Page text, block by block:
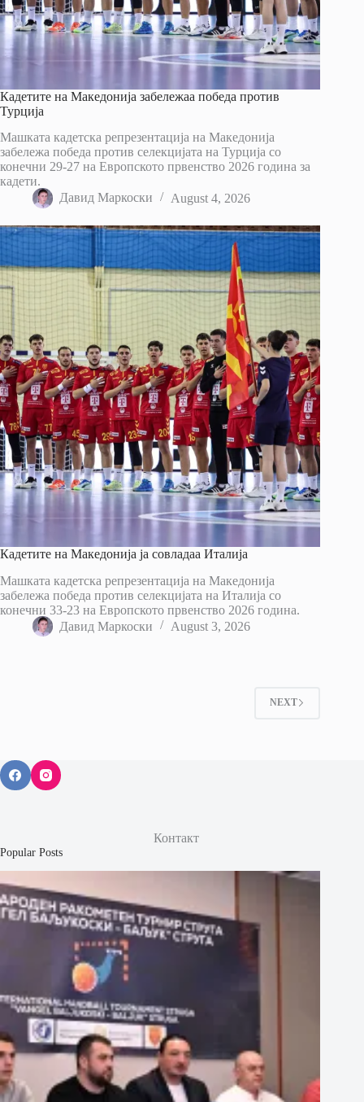
Кадетите на Македонија забележаа победа против
Турција
Машката кадетска репрезентација на Македонија
забележа победа против селекцијата на Турција со
конечни 29-27 на Европското првенство 2026 година за
кадети.
Давид Маркоски
August 4, 2026
Кадетите на Македонија ја совладаа Италија
Машката кадетска репрезентација на Македонија
забележа победа против селекцијата на Италија со
конечни 33-23 на Европското првенство 2026 година.
Давид Маркоски
August 3, 2026
NEXT
Контакт
Popular Posts